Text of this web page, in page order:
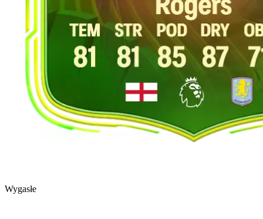
Wygasłe